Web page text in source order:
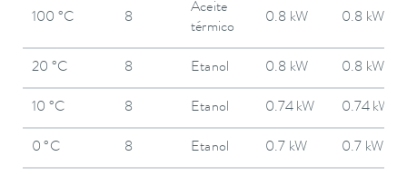
100 °C 8
Aceite
térmico
0.8 kW 0.8 kW
20 °C 8 Etanol 0.8 kW 0.8 kW
10 °C 8 Etanol 0.74 kW 0.74 kW
0 °C 8 Etanol 0.7 kW 0.7 kW